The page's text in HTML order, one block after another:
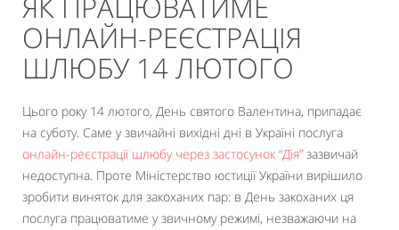
ОНЛАЙН-РЕЄСТРАЦІЯ
ШЛЮБУ 14 ЛЮТОГО
Цього року 14 лютого, День святого Валентина, припадає
на суботу. Саме у звичайні вихідні дні в Україні послуга
онлайн-реєстрації шлюбу через застосунок “Дія” зазвичай
недоступна. Проте Міністерство юстиції України вирішило
зробити виняток для закоханих пар: в День закоханих ця
послуга працюватиме у звичному режимі, незважаючи на